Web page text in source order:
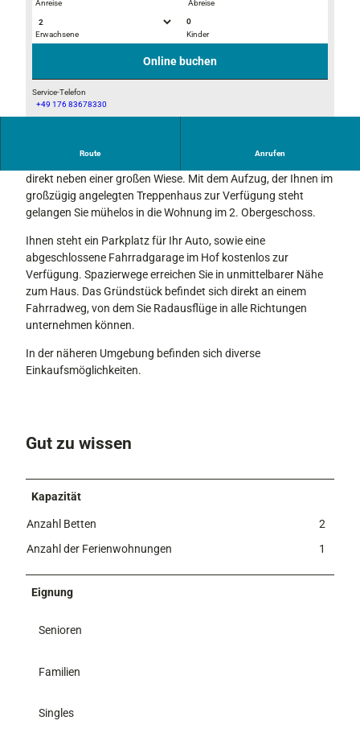
© Schüle
© Schüle © Schüle
Anreise Abreise
Erwachsene
0
Kinder
Online buchen
Service-Telefon
+49 176 83678330
Route Anrufen
direkt neben einer großen Wiese. Mit dem Aufzug, der Ihnen im
großzügig angelegten Treppenhaus zur Verfügung steht
gelangen Sie mühelos in die Wohnung im 2. Obergeschoss.
Ihnen steht ein Parkplatz für Ihr Auto, sowie eine
abgeschlossene Fahrradgarage im Hof kostenlos zur
Verfügung. Spazierwege erreichen Sie in unmittelbarer Nähe
zum Haus. Das Gründstück befindet sich direkt an einem
Fahrradweg, von dem Sie Radausflüge in alle Richtungen
unternehmen können.
In der näheren Umgebung befinden sich diverse
Einkaufsmöglichkeiten.
Gut zu wissen
Kapazität
Anzahl Betten
2
Anzahl der Ferienwohnungen
1
Eignung
Senioren
Familien
Singles